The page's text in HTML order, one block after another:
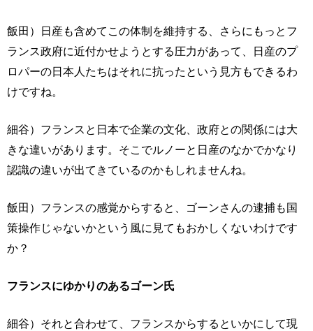
飯田）日産も含めてこの体制を維持する、さらにもっとフ
ランス政府に近付かせようとする圧力があって、日産のプ
ロパーの日本人たちはそれに抗ったという見方もできるわ
けですね。
細谷）フランスと日本で企業の文化、政府との関係には大
きな違いがあります。そこでルノーと日産のなかでかなり
認識の違いが出てきているのかもしれませんね。
飯田）フランスの感覚からすると、ゴーンさんの逮捕も国
策操作じゃないかという風に見てもおかしくないわけです
か？
フランスにゆかりのあるゴーン氏
細谷）それと合わせて、フランスからするといかにして現